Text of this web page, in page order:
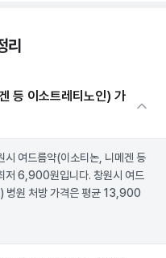
리
등 이소트레티노인) 가
시 여드름약(이소티논, 니메겐 등
저 6,900원입니다. 창원시 여드
병원 처방 가격은 평균 13,900